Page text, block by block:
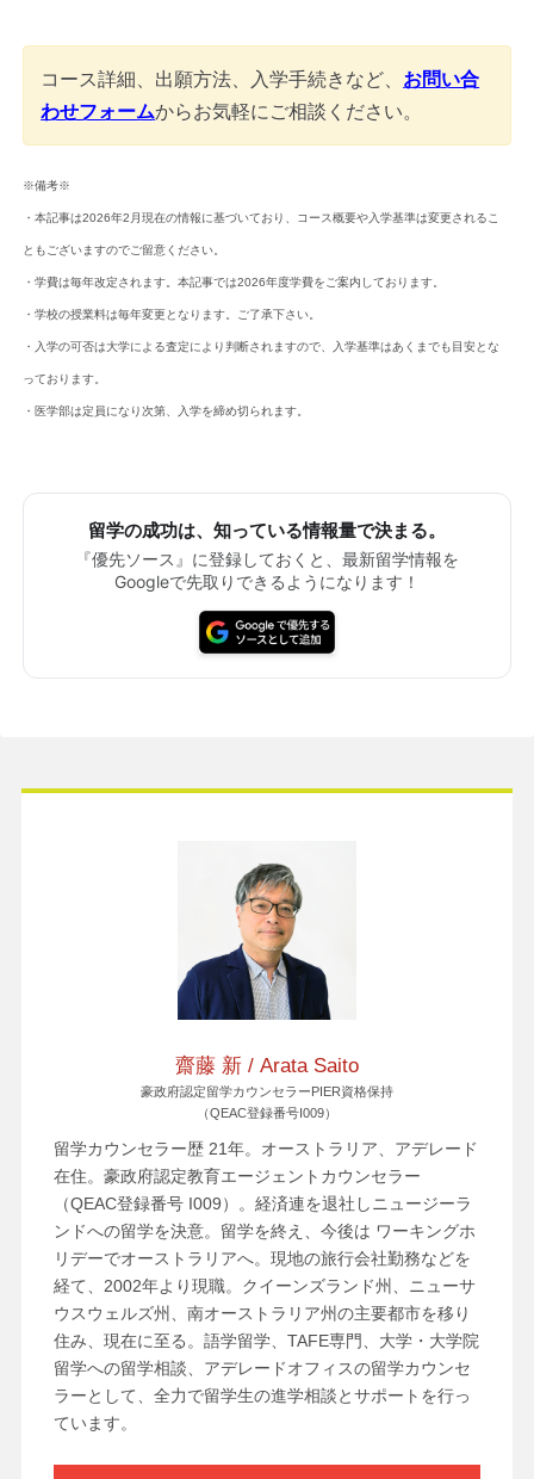
コース詳細、出願方法、入学手続きなど、 お問い合
わせフォームからお気軽にご相談ください。
※備考※
・本記事は2026年2月現在の情報に基づいており、コース概要や入学基準は変更されるこ
ともございますのでご留意ください。
・学費は毎年改定されます。本記事では2026年度学費をご案内しております。
・学校の授業料は毎年変更となります。ご了承下さい。
・入学の可否は大学による査定により判断されますので、入学基準はあくまでも目安とな
っております。
・医学部は定員になり次第、入学を締め切られます。
留学の成功は、知っている情報量で決まる。
『優先ソース』に登録しておくと、最新留学情報を
Googleで先取りできるようになります！
齋藤 新 / Arata Saito
豪政府認定留学カウンセラーPIER資格保持
（QEAC登録番号I009）
留学カウンセラー歴 21年。オーストラリア、アデレード
在住。豪政府認定教育エージェントカウンセラー
（QEAC登録番号 I009）。経済連を退社しニュージーラ
ンドへの留学を決意。留学を終え、今後は ワーキングホ
リデーでオーストラリアへ。現地の旅行会社勤務などを
経て、2002年より現職。クイーンズランド州、ニューサ
ウスウェルズ州、南オーストラリア州の主要都市を移り
住み、現在に至る。語学留学、TAFE専門、大学・大学院
留学への留学相談、アデレードオフィスの留学カウンセ
ラーとして、全力で留学生の進学相談とサポートを行っ
ています。